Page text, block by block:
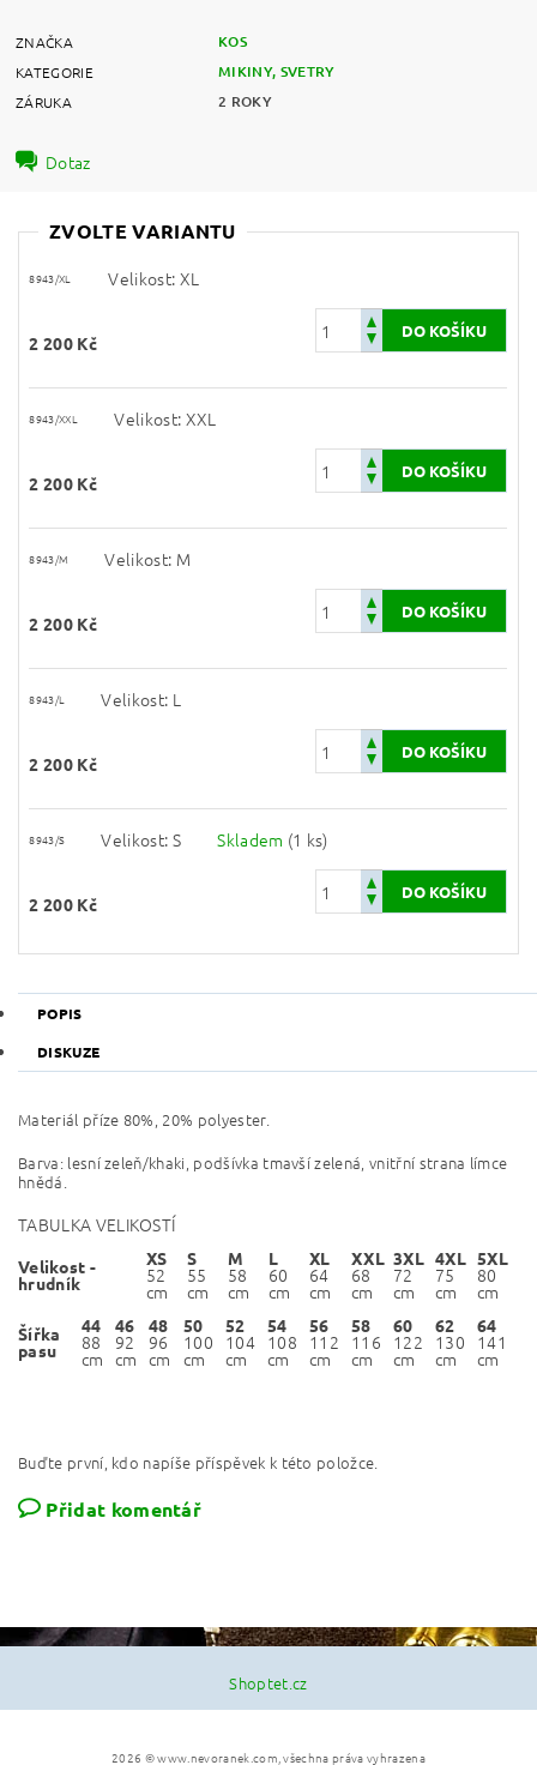
ZNAČKA KOS
KATEGORIE MIKINY, SVETRY
ZÁRUKA 2 ROKY
Dotaz
ZVOLTE VARIANTU
8943/XL Velikost: XL
2 200 Kč
8943/XXL Velikost: XXL
2 200 Kč
8943/M Velikost: M
2 200 Kč
8943/L Velikost: L
2 200 Kč
8943/S Velikost: S Skladem (1 ks)
2 200 Kč
POPIS
DISKUZE
Materiál příze 80%, 20% polyester.
Barva: lesní zeleň/khaki, podšívka tmavší zelená, vnitřní strana límce
hnědá.
TABULKA VELIKOSTÍ
Velikost -
hrudník
XS S M L XL XXL 3XL 4XL 5XL
52
cm
55
cm
58
cm
60
cm
64
cm
68
cm
72
cm
75
cm
80
cm
Šířka
pasu
44 46 48 50 52 54 56 58 60 62 64
88
cm
92
cm
96
cm
100
cm
104
cm
108
cm
112
cm
116
cm
122
cm
130
cm
141
cm
Buďte první, kdo napíše příspěvek k této položce.
Přidat komentář
Shoptet.cz
2026 © www.nevoranek.com, všechna práva vyhrazena